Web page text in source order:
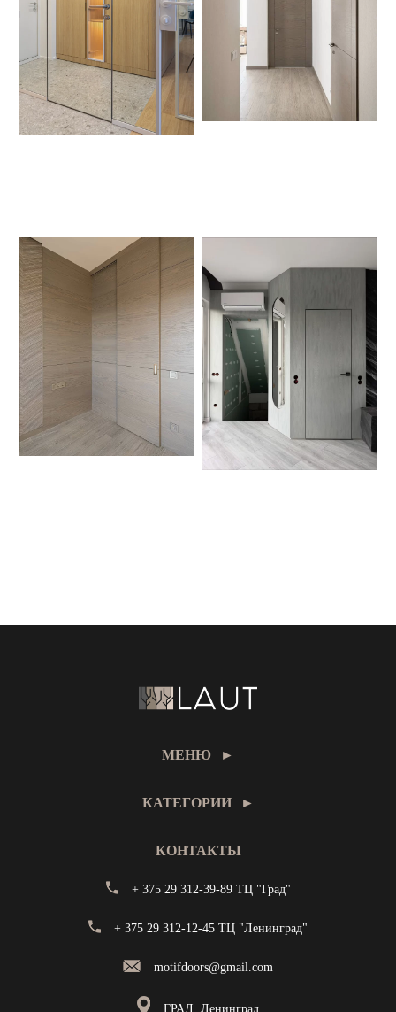
МЕНЮ ►
КАТЕГОРИИ ►
КОНТАКТЫ
+ 375 29 312-39-89 ТЦ "Град"
+ 375 29 312-12-45 ТЦ "Ленинград"
motifdoors@gmail.com
ГРАД, Ленинград